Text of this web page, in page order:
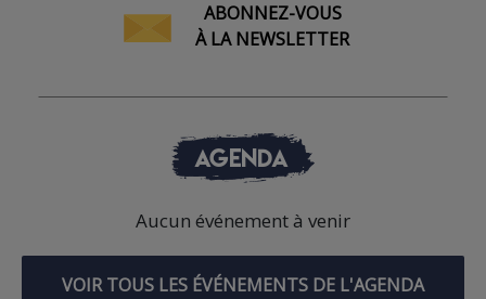
ABONNEZ-VOUS
À LA NEWSLETTER
AGENDA
Aucun événement à venir
VOIR TOUS LES ÉVÉNEMENTS DE L'AGENDA